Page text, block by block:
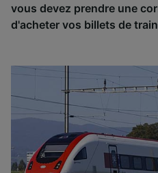
vous devez prendre une
d'acheter vos billets de